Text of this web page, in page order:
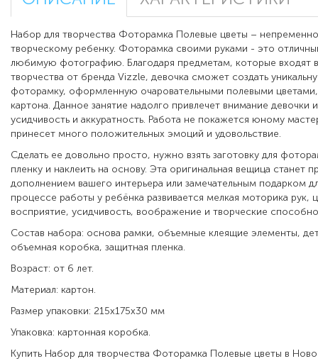
Набор для творчества Фоторамка Полевые цветы –
творческому ребенку. Фоторамка своими руками - это
любимую фотографию. Благодаря предметам, которые входят
творчества от бренда Vizzle, девочка сможет создать
фоторамку, оформленную очаровательными полевыми
картона. Данное занятие надолго привлечет внимание девочки
усидчивость и аккуратность. Работа не покажется юному
принесет много положительных эмоций и удовольствие.
Сделать ее довольно просто, нужно взять заготовку для
пленку и наклеить на основу. Эта оригинальная вещица станет
дополнением вашего интерьера или замечательным подарком
процессе работы у ребёнка развивается мелкая моторика рук,
восприятие, усидчивость, воображение и творческие
Состав набора: основа рамки, объемные клеящие элементы,
объемная коробка, защитная пленка.
Возраст: от 6 лет.
Материал: картон.
Размер упаковки: 215х175х30 мм
Упаковка: картонная коробка.
Купить Набор для творчества Фоторамка Полевые цветы в